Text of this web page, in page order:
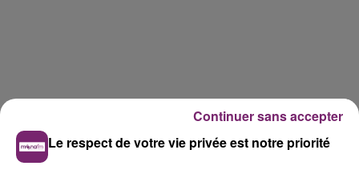
Le respect de votre vie privée est notre priorité
Continuer sans accepter